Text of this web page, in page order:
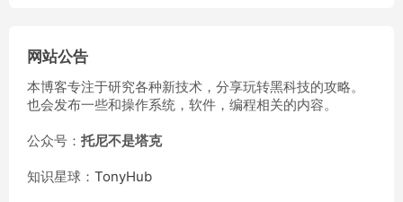
网站公告
本博客专注于研究各种新技术，分享玩转黑科技的攻略。
也会发布一些和操作系统，软件，编程相关的内容。
公众号： 托尼不是塔克
知识星球： TonyHub